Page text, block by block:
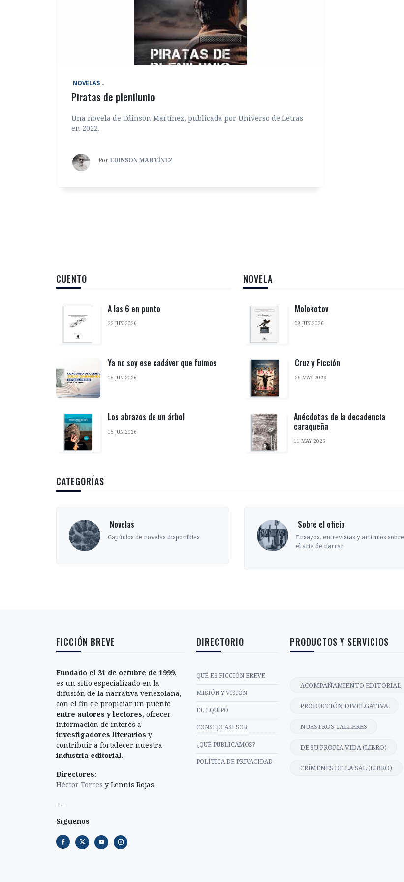
‎ NOVELAS
Piratas de plenilunio
Una novela de Edinson Martínez, publicada por Universo de Letras
en 2022.
Por EDINSON MARTÍNEZ
CUENTO
A las 6 en punto
22 JUN 2026
Ya no soy ese cadáver que fuimos
15 JUN 2026
Los abrazos de un árbol
15 JUN 2026
NOVELA
Molokotov
08 JUN 2026
Cruz y Ficción
25 MAY 2026
Anécdotas de la decadencia
caraqueña
11 MAY 2026
CATEGORÍAS
‎ Novelas
Capítulos de novelas disponibles
‎ Sobre el oficio
Ensayos, entrevistas y artículos sobre
el arte de narrar
FICCIÓN BREVE
Fundado el 31 de octubre de 1999,
es un sitio especializado en la
difusión de la narrativa venezolana,
con el fin de propiciar un puente
entre autores y lectores, ofrecer
información de interés a
investigadores literarios y
contribuir a fortalecer nuestra
industria editorial.
Directores:
Héctor Torres y Lennis Rojas.
---
Siguenos
DIRECTORIO
QUÉ ES FICCIÓN BREVE
MISIÓN Y VISIÓN
EL EQUIPO
CONSEJO ASESOR
¿QUÉ PUBLICAMOS?
POLÍTICA DE PRIVACIDAD
PRODUCTOS Y SERVICIOS
ACOMPAÑAMIENTO EDITORIAL
PRODUCCIÓN DIVULGATIVA
NUESTROS TALLERES
DE SU PROPIA VIDA (LIBRO)
CRÍMENES DE LA SAL (LIBRO)